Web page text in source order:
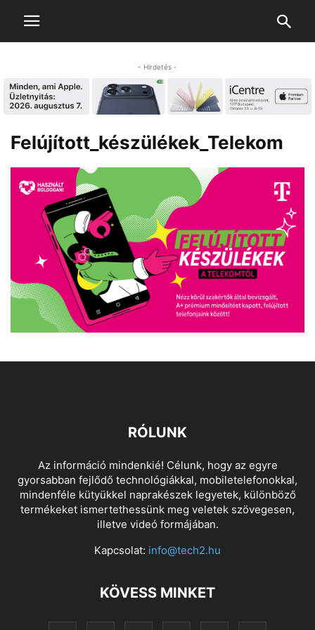
- Hirdetés -
Felújított_készülékek_Telekom
RÓLUNK
Az információ mindenkié! Célunk, hogy az egyre
gyorsabban fejlődő technológiákkal, mobiletelefonokkal,
mindenféle kütyükkel naprakészek legyetek, különböző
termékeket ismertethessünk meg veletek szövegesen,
illetve videó formájában.
Kapcsolat: info@tech2.hu
KÖVESS MINKET